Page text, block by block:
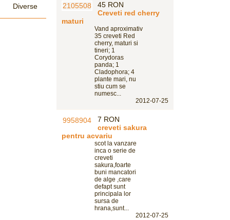
Diverse
45 RON
Creveti red cherry
maturi
Vand aproximativ
35 creveti Red
cherry, maturi si
tineri; 1
Corydoras
panda; 1
Cladophora; 4
plante mari, nu
stiu cum se
numesc...
2012-07-25
7 RON
creveti sakura
pentru acvariu
scot la vanzare
inca o serie de
creveti
sakura,foarte
buni mancatori
de alge ,care
defapt sunt
principala lor
sursa de
hrana,sunt...
2012-07-25